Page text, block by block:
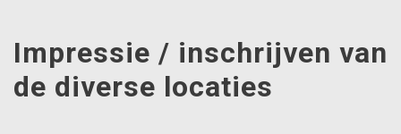
Impressie / inschrijven van
de diverse locaties